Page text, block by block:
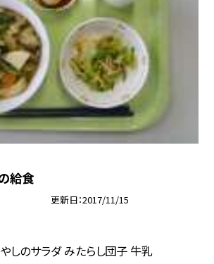
の給食
更新日 2017/11/15
しのサラダ みたらし団子 牛乳